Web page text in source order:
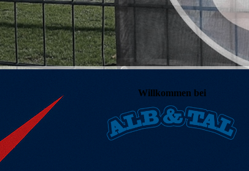
Willkommen bei